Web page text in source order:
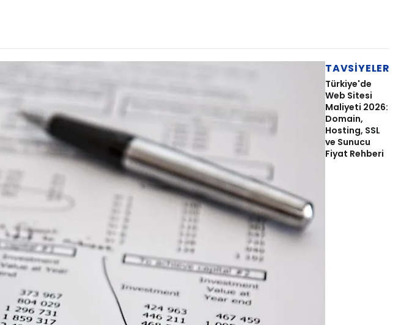
TAVSIYELER
Türkiye'de
Web Sitesi
Maliyeti 2026:
Domain,
Hosting, SSL
ve Sunucu
Fiyat Rehberi